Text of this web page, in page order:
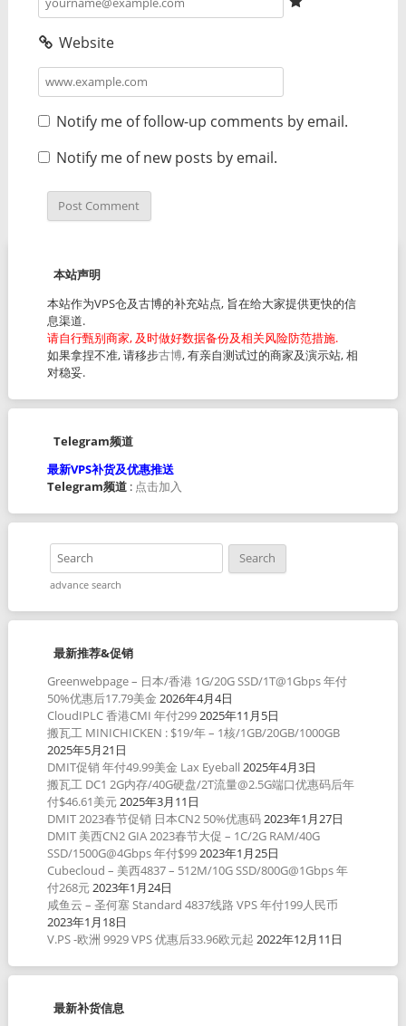
Website
Notify me of follow-up comments by email.
Notify me of new posts by email.
本站声明
本站作为VPS仓及古博的补充站点, 旨在给大家提供更快的信
息渠道.
请自行甄别商家, 及时做好数据备份及相关风险防范措施.
如果拿捏不准, 请移步古博, 有亲自测试过的商家及演示站, 相
对稳妥.
Telegram频道
最新VPS补货及优惠推送
Telegram频道: 点击加入
advance search
最新推荐&促销
Greenwebpage – 日本/香港 1G/20G SSD/1T@1Gbps 年付
50%优惠后17.79美金 2026年4月4日
CloudIPLC 香港CMI 年付2992025年11月5日
搬瓦工 MINICHICKEN : $19/年 – 1核/1GB/20GB/1000GB
2025年5月21日
DMIT促销 年付49.99美金 Lax Eyeball 2025年4月3日
搬瓦工 DC1 2G内存/40G硬盘/2T流量@2.5G端口优惠码后年
付$46.61美元2025年3月11日
DMIT 2023春节促销 日本CN2 50%优惠码2023年1月27日
DMIT 美西CN2 GIA 2023春节大促 – 1C/2G RAM/40G
SSD/1500G@4Gbps 年付$992023年1月25日
Cubecloud – 美西4837 – 512M/10G SSD/800G@1Gbps 年
付268元2023年1月24日
咸鱼云 – 圣何塞 Standard 4837线路 VPS 年付199人民币
2023年1月18日
V.PS -欧洲 9929 VPS 优惠后33.96欧元起 2022年12月11日
最新补货信息